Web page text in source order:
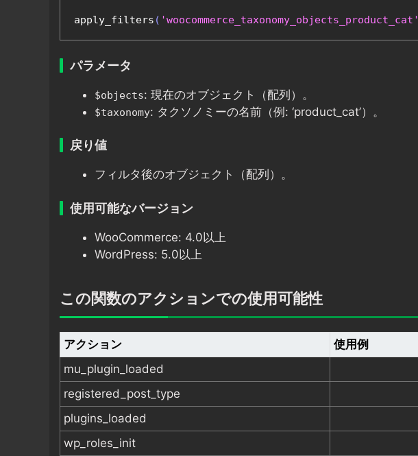
apply_filters ( 'woocommerce_taxonomy_objects_product_cat'
パラメータ
$objects: 現在のオブジェクト（配列）。
$taxonomy: タクソノミーの名前（例: ‘product_cat’）。
戻り値
フィルタ後のオブジェクト（配列）。
使用可能なバージョン
WooCommerce: 4.0以上
WordPress: 5.0以上
この関数のアクションでの使用可能性
アクション
使用例
mu_plugin_loaded
registered_post_type
plugins_loaded
wp_roles_init